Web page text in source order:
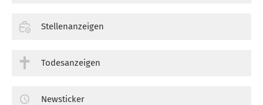
Stellenanzeigen
Todesanzeigen
Newsticker